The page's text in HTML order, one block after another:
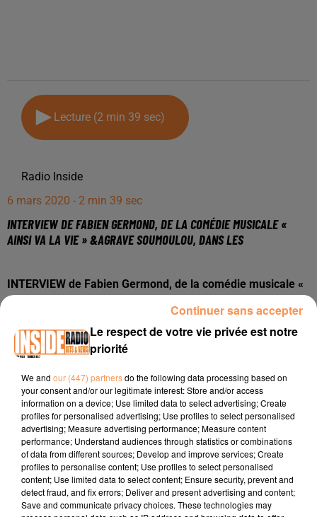
Lecture (2 min 39 sec)
Radio Inside
6 mars 2020 - 2 min 39 sec
INTERVIEW DE FABIEN GERMOND, DE LA COMÉDIE MUSICALE «
AINSI VA LA VIE » &AGRAVE SOUMOULOU, DANS LES
INTERVIEW de Fabien Germond, de la comédie musicale «
Ainsi va la vie » à Soumoulou, dans les studios de Radio
Comédie musicale
14 Mars 2020 :Les ateliers du neez deJurançon
4 Avril 2020 :Espace Jeliote d' Oloron Sainte-Marie
2 Mai 2020 :Espace Daniel Balavoine deBizanos
3 Octobre 2020 :Théâtre des nouveautés deTarbes
Site :
https://comedieainsivalavie.wixsite.com/
fbclid=IwAR1cArz1X_z5he28UvZWJ7-SVPz_25uuqrOObgdj-
__jv0KDirkImIURfX8
Le respect de votre vie privée est notre
priorité
We and our (447) partnersdo the following data processing based on
your consent and/or our legitimate interest: Store and/or access
information on a device; Use limited data to select advertising; Create
profiles for personalised advertising; Use profiles to select personalised
advertising; Measure advertising performance; Measure content
performance; Understand audiences through statistics or combinations
of data from different sources; Develop and improve services; Create
profiles to personalise content; Use profiles to select personalised
content; Use limited data to select content; Ensure security, prevent and
detect fraud, and fix errors; Deliver and present advertising and content;
Save and communicate privacy choices. These technologies may
Continuer sans accepter